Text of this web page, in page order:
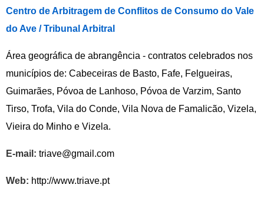
Centro de Arbitragem de Conflitos de Consumo do Vale
do Ave / Tribunal Arbitral
Área geográfica de abrangência - contratos celebrados nos
municípios de: Cabeceiras de Basto, Fafe, Felgueiras,
Guimarães, Póvoa de Lanhoso, Póvoa de Varzim, Santo
Tirso, Trofa, Vila do Conde, Vila Nova de Famalicão, Vizela,
Vieira do Minho e Vizela.
E-mail: triave@gmail.com
Web: http://www.triave.pt